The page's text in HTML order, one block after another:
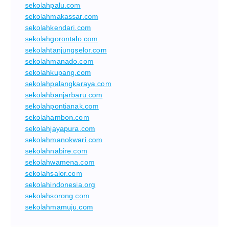
sekolahpalu.com
sekolahmakassar.com
sekolahkendari.com
sekolahgorontalo.com
sekolahtanjungselor.com
sekolahmanado.com
sekolahkupang.com
sekolahpalangkaraya.com
sekolahbanjarbaru.com
sekolahpontianak.com
sekolahambon.com
sekolahjayapura.com
sekolahmanokwari.com
sekolahnabire.com
sekolahwamena.com
sekolahsalor.com
sekolahindonesia.org
sekolahsorong.com
sekolahmamuju.com